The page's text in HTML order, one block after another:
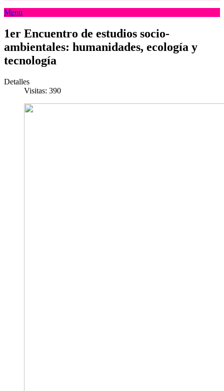
Menu
1er Encuentro de estudios socio-
ambientales: humanidades, ecología y
tecnología
Detalles
Visitas: 390